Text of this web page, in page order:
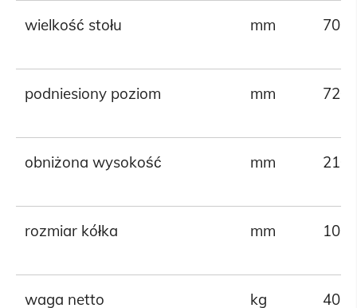
wielkość stołu mm 700
podniesiony poziom mm 720
obniżona wysokość mm 210
rozmiar kółka mm 100
waga netto kg 40